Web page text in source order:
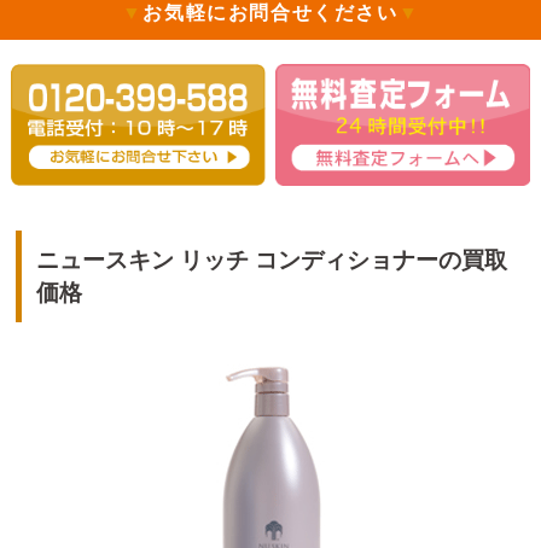
▼ お気軽にお問合せください ▼
ニュースキン リッチ コンディショナーの買取
価格